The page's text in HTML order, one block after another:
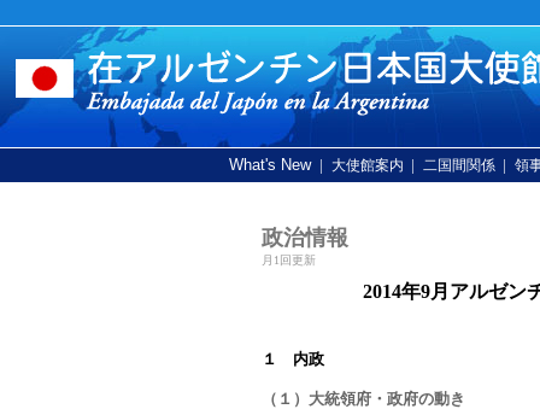
What's New | 大使館案内 | 二国間関係 | 領
政治情報
月1回更新
2014年9月アルゼン
１ 内政
（１）大統領府・政府の動き